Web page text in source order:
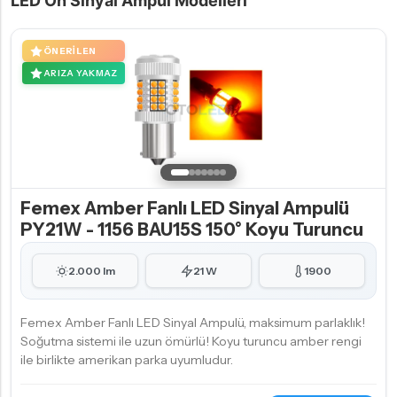
ÖNERILEN
ARIZA YAKMAZ
Femex Amber Fanlı LED Sinyal Ampulü
PY21W - 1156 BAU15S 150° Koyu Turuncu
2.000 lm 21 W 1900
Femex Amber Fanlı LED Sinyal Ampulü, maksimum parlaklık!
Soğutma sistemi ile uzun ömürlü! Koyu turuncu amber rengi
ile birlikte amerikan parka uyumludur.